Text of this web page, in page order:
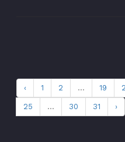
‹ 1 2 ... 19
25 ... 30 31 ›